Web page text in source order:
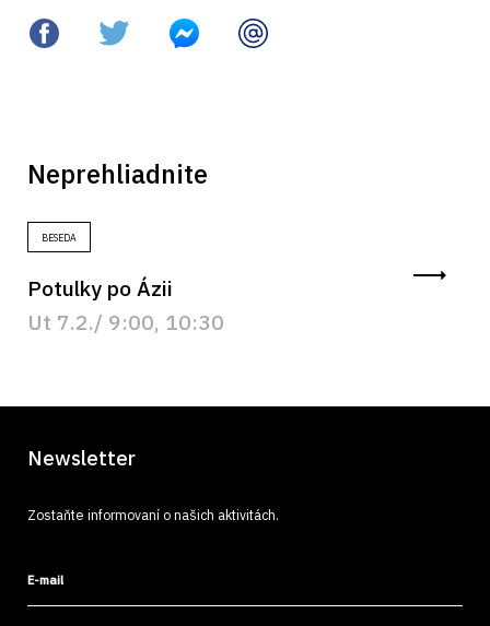
Neprehliadnite
BESEDA
Potulky po Ázii
Ut 7.2./ 9:00, 10:30
Newsletter
Zostaňte informovaní o našich aktivitách.
E-mail